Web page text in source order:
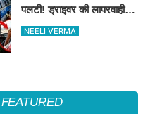
पलटी! ड्राइवर की लापरवाही से
15 लोग हुए घायल
NEELI VERMA
FEATURED